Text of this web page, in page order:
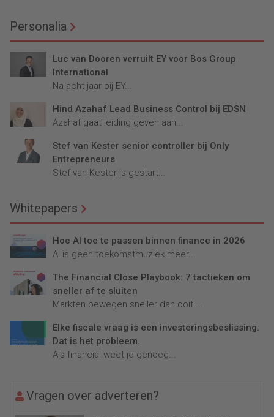
Personalia
Luc van Dooren verruilt EY voor Bos Group
International
Na acht jaar bij EY...
Hind Azahaf Lead Business Control bij EDSN
Azahaf gaat leiding geven aan...
Stef van Kester senior controller bij Only
Entrepreneurs
Stef van Kester is gestart...
Whitepapers
Hoe AI toe te passen binnen finance in 2026
AI is geen toekomstmuziek meer...
The Financial Close Playbook: 7 tactieken om
sneller af te sluiten
Markten bewegen sneller dan ooit....
Elke fiscale vraag is een investeringsbeslissing.
Dat is het probleem.
Als financial weet je genoeg...
Vragen over adverteren?